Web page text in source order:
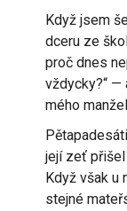
Když jsem
dceru ze
proč dnes
vždycky?“ —
mého
její zeť
Když však u
stejné